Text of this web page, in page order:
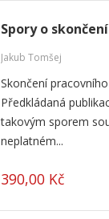
Spory o
Jakub Tomšej
Skončení
Předkládaná
takovým sporem
neplatném...
390,00 Kč